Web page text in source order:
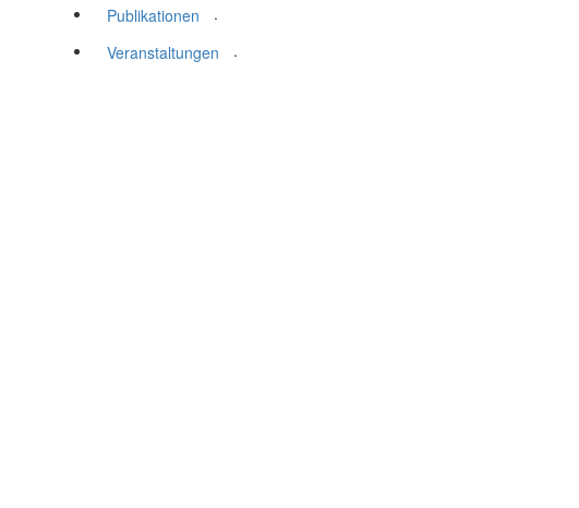
Publikationen
.
Veranstaltungen
.